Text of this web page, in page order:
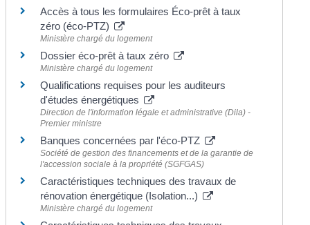
Accès à tous les formulaires Éco-prêt à taux
zéro (éco-PTZ)
Ministère chargé du logement
Dossier éco-prêt à taux zéro
Ministère chargé du logement
Qualifications requises pour les auditeurs
d'études énergétiques
Direction de l'information légale et administrative (Dila) -
Premier ministre
Banques concernées par l'éco-PTZ
Société de gestion des financements et de la garantie de
l'accession sociale à la propriété (SGFGAS)
Caractéristiques techniques des travaux de
rénovation énergétique (Isolation...)
Ministère chargé du logement